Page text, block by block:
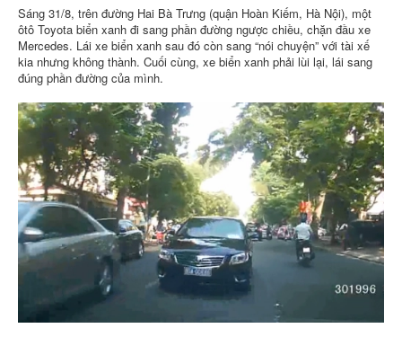
Sáng 31/8, trên đường Hai Bà Trưng (quận Hoàn Kiếm, Hà Nội), một
ôtô Toyota biển xanh đi sang phần đường ngược chiều, chặn đầu xe
Mercedes. Lái xe biển xanh sau đó còn sang “nói chuyện” với tài xế
kia nhưng không thành. Cuối cùng, xe biển xanh phải lùi lại, lái sang
đúng phần đường của mình.